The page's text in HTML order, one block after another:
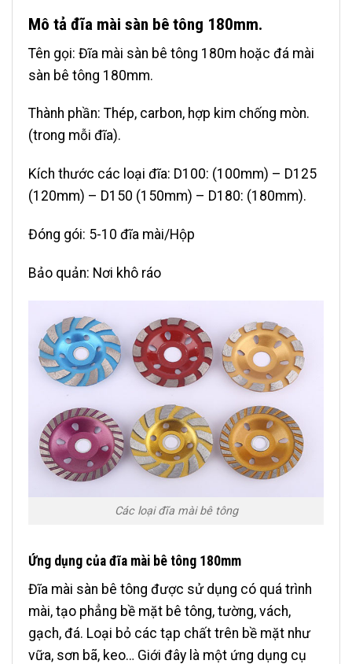
Mô tả đĩa mài sàn bê tông 180mm.
Tên gọi: Đĩa mài sàn bê tông 180m hoặc đá mài
sàn bê tông 180mm.
Thành phần: Thép, carbon, hợp kim chống mòn.
(trong mỗi đĩa).
Kích thước các loại đĩa: D100: (100mm) – D125
(120mm) – D150 (150mm) – D180: (180mm).
Đóng gói: 5-10 đĩa mài/Hộp
Bảo quản: Nơi khô ráo
Các loại đĩa mài bê tông
Ứng dụng của đĩa mài bê tông 180mm
Đĩa mài sàn bê tông được sử dụng có quá trình
mài, tạo phẳng bề mặt bê tông, tường, vách,
gạch, đá. Loại bỏ các tạp chất trên bề mặt như
vữa, sơn bã, keo… Giới đây là một ứng dụng cụ